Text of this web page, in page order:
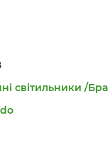
світильники /Бра